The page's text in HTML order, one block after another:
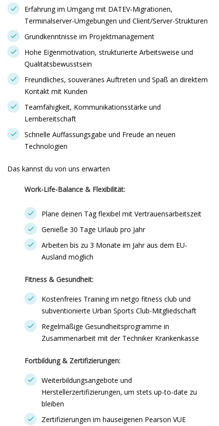
Erfahrung im Umgang mit DATEV-Migrationen,
Terminalserver-Umgebungen und Client/Server-Strukturen
Grundkenntnisse im Projektmanagement
Hohe Eigenmotivation, strukturierte Arbeitsweise und
Qualitätsbewusstsein
Freundliches, souveränes Auftreten und Spaß an direktem
Kontakt mit Kunden
Teamfähigkeit, Kommunikationsstärke und
Lernbereitschaft
Schnelle Auffassungsgabe und Freude an neuen
Technologien
Das kannst du von uns erwarten
Work-Life-Balance & Flexibilität:
Plane deinen Tag flexibel mit Vertrauensarbeitszeit
Genieße 30 Tage Urlaub pro Jahr
Arbeiten bis zu 3 Monate im Jahr aus dem EU-
Ausland möglich
Fitness & Gesundheit:
Kostenfreies Training im netgo fitness club und
subventionierte Urban Sports Club-Mitgliedschaft
Regelmäßige Gesundheitsprogramme in
Zusammenarbeit mit der Techniker Krankenkasse
Fortbildung & Zertifizierungen:
Weiterbildungsangebote und
Herstellerzertifizierungen, um stets up-to-date zu
bleiben
Zertifizierungen im hauseigenen Pearson VUE